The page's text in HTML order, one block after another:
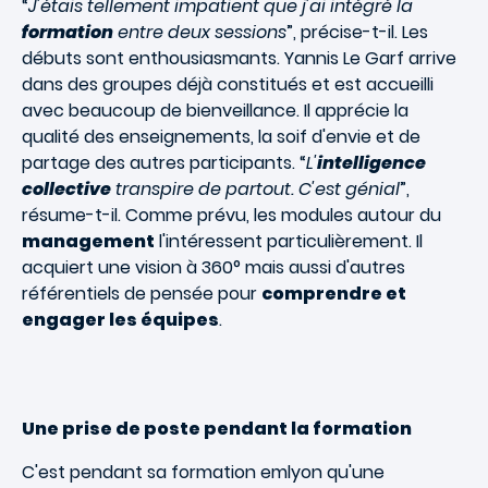
“J'étais tellement impatient que j'ai intégré la
formationentre deux sessions”, précise-t-il. Les
débuts sont enthousiasmants. Yannis Le Garf arrive
dans des groupes déjà constitués et est accueilli
avec beaucoup de bienveillance. Il apprécie la
qualité des enseignements, la soif d'envie et de
partage des autres participants. “L'intelligence
collectivetranspire de partout. C'est génial”,
résume-t-il. Comme prévu, les modules autour du
management l'intéressent particulièrement. Il
acquiert une vision à 360° mais aussi d'autres
référentiels de pensée pour comprendre et
engager les équipes.
Une prise de poste pendant la formation
C'est pendant sa formation emlyon qu'une